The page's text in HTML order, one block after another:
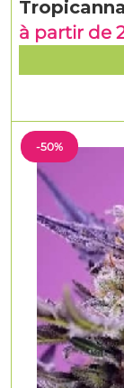
-50%
à partir de